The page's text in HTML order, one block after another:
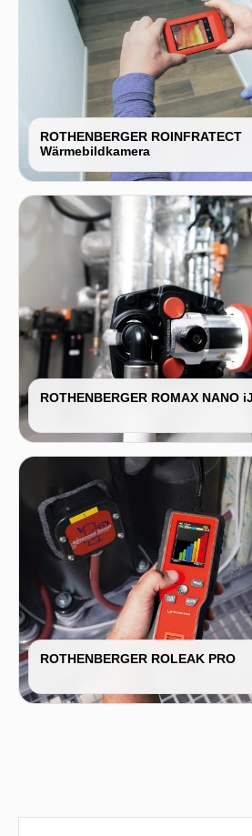
ROTHENBERGER ROINFRATECT
Wärmebildkamera
ROTHENBERGER ROMAX NANO
ROTHENBERGER ROLEAK PRO